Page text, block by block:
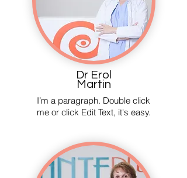
Dr Erol
Martin
I’m a paragraph. Double click
me or click Edit Text, it's easy.